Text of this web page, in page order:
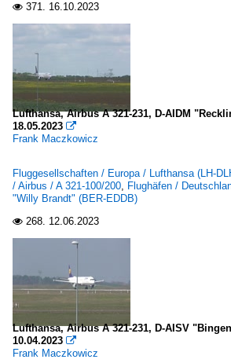
 371. 16.10.2023
Lufthansa, Airbus A 321-231, D-AIDM
18.05.2023 
Frank Maczkowicz
Fluggesellschaften / Europa / Lufthansa (LH-
/ Airbus / A 321-100/200, Flughäfen /
"Willy Brandt" (BER-EDDB)
 268. 12.06.2023
Lufthansa, Airbus A 321-231, D-AISV
10.04.2023 
Frank Maczkowicz